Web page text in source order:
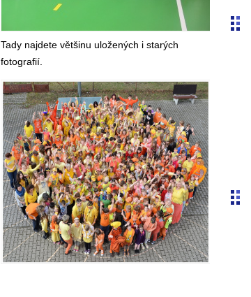
Tady najdete většinu uložených i starých
fotografií.